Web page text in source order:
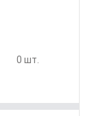
0 шт.